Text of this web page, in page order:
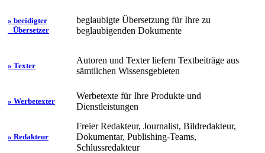
» beeidigter
Übersetzer
beglaubigte Übersetzung für Ihre zu
beglaubigenden Dokumente
» Texter
Autoren und Texter liefern Textbeiträge aus
sämtlichen Wissensgebieten
» Werbetexter
Werbetexte für Ihre Produkte und
Dienstleistungen
» Redakteur
Freier Redakteur, Journalist, Bildredakteur,
Dokumentar, Publishing-Teams,
Schlussredakteur